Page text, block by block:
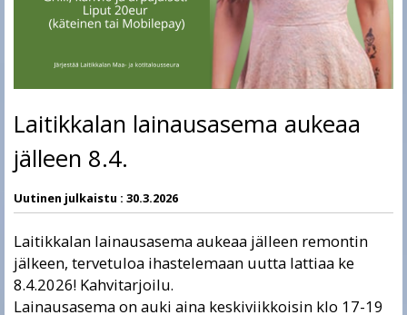
Laitikkalan lainausasema aukeaa
jälleen 8.4.
Uutinen julkaistu : 30.3.2026
Laitikkalan lainausasema aukeaa jälleen remontin
jälkeen, tervetuloa ihastelemaan uutta lattiaa ke
8.4.2026! Kahvitarjoilu.
Lainausasema on auki aina keskiviikkoisin klo 17-19